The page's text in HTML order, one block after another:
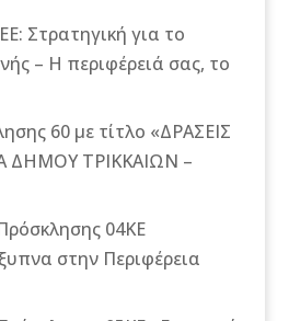
Στρατηγική για το
– Η περιφέρειά σας, το
60 με τίτλο «ΔΡΑΣΕΙΣ
ΔΗΜΟΥ ΤΡΙΚΚΑΙΩΝ –
04ΚΕ
στην Περιφέρεια